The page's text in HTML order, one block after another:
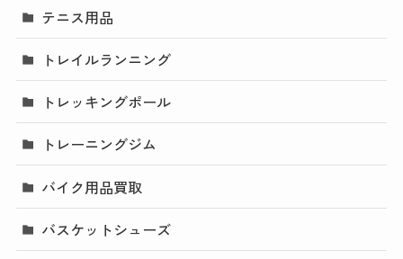
テニス用品
トレイルランニング
トレッキングポール
トレーニングジム
バイク用品買取
バスケットシューズ